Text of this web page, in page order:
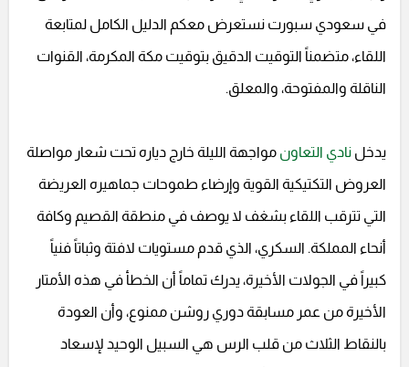
في سعودي سبورت نستعرض معكم الدليل الكامل لمتابعة
اللقاء، متضمناً التوقيت الدقيق بتوقيت مكة المكرمة، القنوات
الناقلة والمفتوحة، والمعلق.
يدخل نادي التعاون مواجهة الليلة خارج دياره تحت شعار مواصلة
العروض التكتيكية القوية وإرضاء طموحات جماهيره العريضة
التي تترقب اللقاء بشغف لا يوصف في منطقة القصيم وكافة
أنحاء المملكة. السكري، الذي قدم مستويات لافتة وثباتاً فنياً
كبيراً في الجولات الأخيرة، يدرك تماماً أن الخطأ في هذه الأمتار
الأخيرة من عمر مسابقة دوري روشن ممنوع، وأن العودة
بالنقاط الثلاث من قلب الرس هي السبيل الوحيد لإسعاد